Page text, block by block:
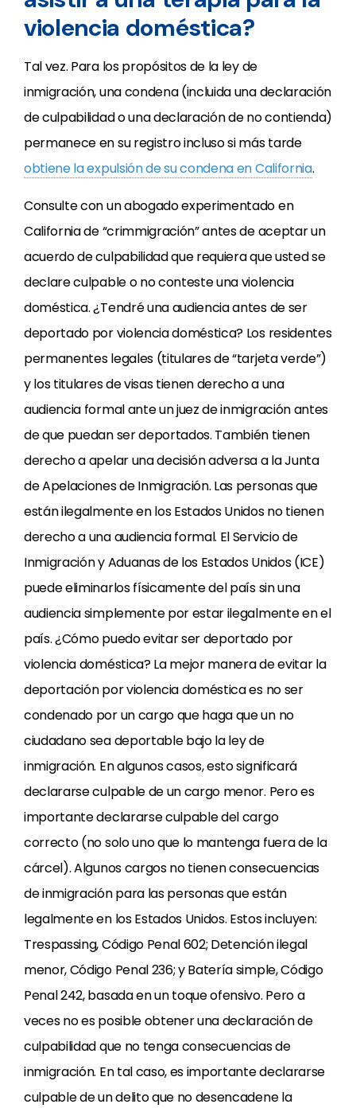
violencia doméstica?
Tal vez. Para los propósitos de la ley de
inmigración, una condena (incluida una declaración
de culpabilidad o una declaración de no contienda)
permanece en su registro incluso si más tarde
obtiene la expulsión de su condena en California.
Consulte con un abogado experimentado en
California de “crimmigración” antes de aceptar un
acuerdo de culpabilidad que requiera que usted se
declare culpable o no conteste una violencia
doméstica. ¿Tendré una audiencia antes de ser
deportado por violencia doméstica? Los residentes
permanentes legales (titulares de “tarjeta verde”)
y los titulares de visas tienen derecho a una
audiencia formal ante un juez de inmigración antes
de que puedan ser deportados. También tienen
derecho a apelar una decisión adversa a la Junta
de Apelaciones de Inmigración. Las personas que
están ilegalmente en los Estados Unidos no tienen
derecho a una audiencia formal. El Servicio de
Inmigración y Aduanas de los Estados Unidos (ICE)
puede eliminarlos físicamente del país sin una
audiencia simplemente por estar ilegalmente en el
país. ¿Cómo puedo evitar ser deportado por
violencia doméstica? La mejor manera de evitar la
deportación por violencia doméstica es no ser
condenado por un cargo que haga que un no
ciudadano sea deportable bajo la ley de
inmigración. En algunos casos, esto significará
declararse culpable de un cargo menor. Pero es
importante declararse culpable del cargo
correcto (no solo uno que lo mantenga fuera de la
cárcel). Algunos cargos no tienen consecuencias
de inmigración para las personas que están
legalmente en los Estados Unidos. Estos incluyen:
Trespassing, Código Penal 602; Detención ilegal
menor, Código Penal 236; y Batería simple, Código
Penal 242, basada en un toque ofensivo. Pero a
veces no es posible obtener una declaración de
culpabilidad que no tenga consecuencias de
inmigración. En tal caso, es importante declararse
culpable de un delito que no desencadene la